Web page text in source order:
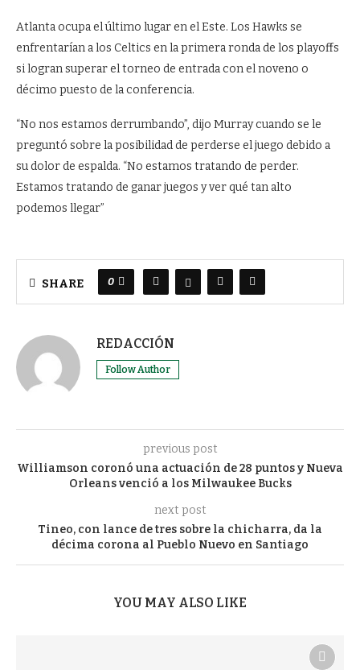
Atlanta ocupa el último lugar en el Este. Los Hawks se
enfrentarían a los Celtics en la primera ronda de los playoffs
si logran superar el torneo de entrada con el noveno o
décimo puesto de la conferencia.
“No nos estamos derrumbando”, dijo Murray cuando se le
preguntó sobre la posibilidad de perderse el juego debido a
su dolor de espalda. “No estamos tratando de perder.
Estamos tratando de ganar juegos y ver qué tan alto
podemos llegar”
SHARE 0
REDACCIÓN
Follow Author
previous post
Williamson coronó una actuación de 28 puntos y Nueva
Orleans venció a los Milwaukee Bucks
next post
Tineo, con lance de tres sobre la chicharra, da la
décima corona al Pueblo Nuevo en Santiago
YOU MAY ALSO LIKE